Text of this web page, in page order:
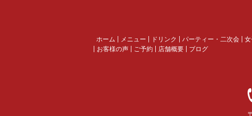
ホーム メニュー ドリンク パーティー・二次会 女
お客様の声
ご予約 店舗概要 ブログ